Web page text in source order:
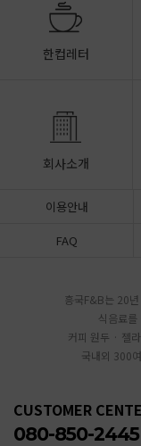
한컵레터
회사소개
이용안내
FAQ
흥국F&B는 20
식음료를
커피 원두 · 젤
국내외 300
CUSTOMER
080-850-2445